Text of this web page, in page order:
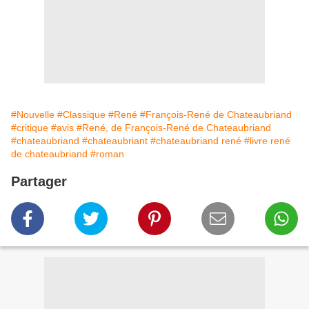
#Nouvelle #Classique #René #François-René de Chateaubriand
#critique #avis #René, de François-René de Chateaubriand
#chateaubriand #chateaubriant #chateaubriand rené #livre rené
de chateaubriand #roman
Partager